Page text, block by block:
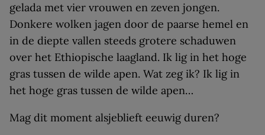
gelada met vier vrouwen en zeven jongen.
Donkere wolken jagen door de paarse hemel en
in de diepte vallen steeds grotere schaduwen
over het Ethiopische laagland. Ik lig in het hoge
gras tussen de wilde apen. Wat zeg ik? Ik lig in
het hoge gras tussen de wilde apen…
Mag dit moment alsjeblieft eeuwig duren?